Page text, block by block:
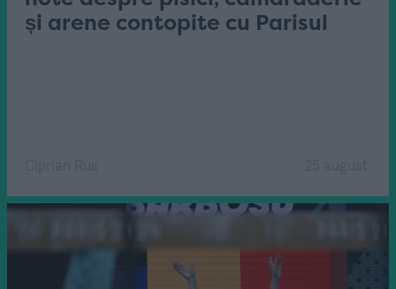
și arene contopite cu Parisul